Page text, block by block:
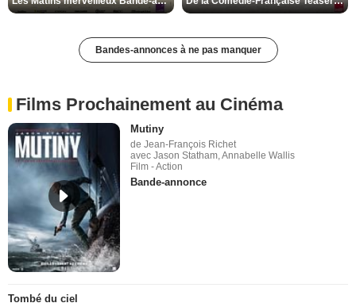
Bandes-annonces à ne pas manquer
Films Prochainement au Cinéma
Mutiny
de Jean-François Richet
avec Jason Statham, Annabelle Wallis
Film - Action
Bande-annonce
Tombé du ciel